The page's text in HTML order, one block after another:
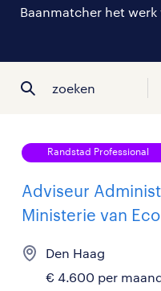
Baanmatcher het
zoeken
Randstad Professional
Adviseur
Ministerie van
Den Haag
€ 4.600 per